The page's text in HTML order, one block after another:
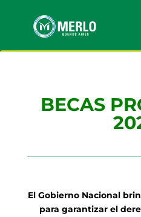
BECAS
El Gobierno Nacional
para garantizar el